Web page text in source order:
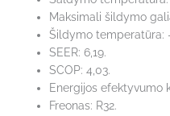
Maksimali šildymo
Šildymo temperatūra: -
SEER: 6,19.
SCOP: 4,03.
Energijos efektyvumo
Freonas: R32.